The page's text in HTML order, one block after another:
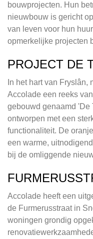
bouwprojecten. Hun
nieuwbouw is gericht
van leven voor hun
opmerkelijke projecten
PROJECT DE
In het hart van
Accolade een reeks
gebouwd genaamd 'De
ontworpen met een
functionaliteit. De
een warme,
bij de omliggende
Accolade heeft een
de Furmerusstraat in
woningen grondig